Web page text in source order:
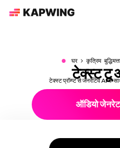
● घर कृत्रिम
टेक्स्ट टू
टेक्स्ट प्रॉम्प्ट से जेनरेटिव AI के
ऑडियो